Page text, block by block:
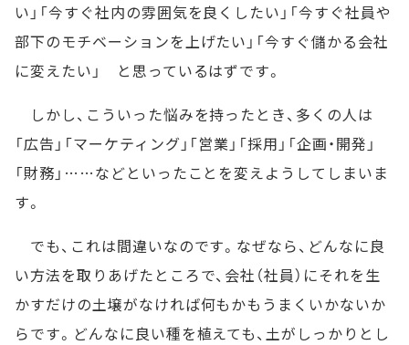
い」「今すぐ社内の雰囲気を良くしたい」「今すぐ社員や
部下のモチベーションを上げたい」「今すぐ儲かる会社
に変えたい」 と思っているはずです。
しかし、こういった悩みを持ったとき、多くの人は
「広告」「マーケティング」「営業」「採用」「企画・開発」
「財務」……などといったことを変えようしてしまいま
す。
でも、これは間違いなのです。なぜなら、どんなに良
い方法を取りあげたところで、会社（社員）にそれを生
かすだけの土壌がなければ何もかもうまくいかないか
らです。どんなに良い種を植えても、土がしっかりとし